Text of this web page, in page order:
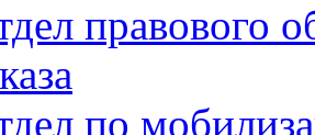
правового
по